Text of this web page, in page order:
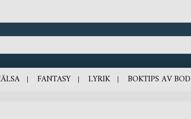
FANTASY LYRIK BOKTIPS AV BOD